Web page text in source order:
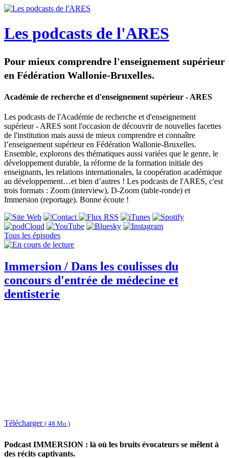
Les podcasts de l'ARES
Pour mieux comprendre l'enseignement supérieur
en Fédération Wallonie-Bruxelles.
Académie de recherche et d'enseignement supérieur - ARES
Les podcasts de l'Académie de recherche et d'enseignement
supérieur - ARES sont l'occasion de découvrir de nouvelles facettes
de l'institution mais aussi de mieux comprendre et connaître
l’enseignement supérieur en Fédération Wallonie-Bruxelles.
Ensemble, explorons des thématiques aussi variées que le genre, le
développement durable, la réforme de la formation initiale des
enseignants, les relations internationales, la coopération académique
au développement…et bien d’autres ! Les podcasts de l'ARES, c'est
trois formats : Zoom (interview), D-Zoom (table-ronde) et
Immersion (reportage). Bonne écoute !
Tous les épisodes
Immersion / Dans les coulisses du
concours d'entrée de médecine et
dentisterie
Télécharger ( 48 Mo )
Podcast IMMERSION : là où les bruits évocateurs se mêlent à
des récits captivants.